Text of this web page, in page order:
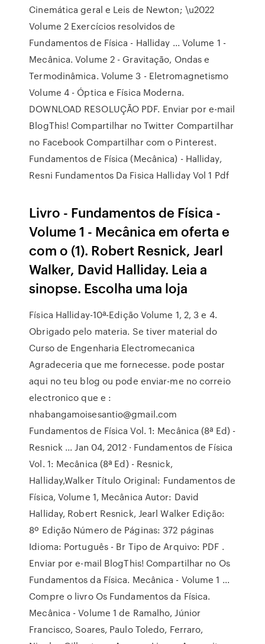
Cinemática geral e Leis de Newton; \u2022
Volume 2 Exercícios resolvidos de
Fundamentos de Física - Halliday ... Volume 1 -
Mecânica. Volume 2 - Gravitação, Ondas e
Termodinâmica. Volume 3 - Eletromagnetismo
Volume 4 - Óptica e Física Moderna.
DOWNLOAD RESOLUÇÃO PDF. Enviar por e-mail
BlogThis! Compartilhar no Twitter Compartilhar
no Facebook Compartilhar com o Pinterest.
Fundamentos de Física (Mecânica) - Halliday,
Resni Fundamentos Da Fisica Halliday Vol 1 Pdf
Livro - Fundamentos de Física -
Volume 1 - Mecânica em oferta e
com o (1). Robert Resnick, Jearl
Walker, David Halliday. Leia a
sinopse. Escolha uma loja
Física Halliday-10ª-Edição Volume 1, 2, 3 e 4.
Obrigado pelo materia. Se tiver material do
Curso de Engenharia Electromecanica
Agradeceria que me fornecesse. pode postar
aqui no teu blog ou pode enviar-me no correio
electronico que e :
nhabangamoisesantio@gmail.com
Fundamentos de Física Vol. 1: Mecânica (8ª Ed) -
Resnick ... Jan 04, 2012 · Fundamentos de Física
Vol. 1: Mecânica (8ª Ed) - Resnick,
Halliday,Walker Título Original: Fundamentos de
Física, Volume 1, Mecânica Autor: David
Halliday, Robert Resnick, Jearl Walker Edição:
8º Edição Número de Páginas: 372 páginas
Idioma: Português - Br Tipo de Arquivo: PDF .
Enviar por e-mail BlogThis! Compartilhar no Os
Fundamentos da Física. Mecânica - Volume 1 ...
Compre o livro Os Fundamentos da Física.
Mecânica - Volume 1 de Ramalho, Júnior
Francisco, Soares, Paulo Toledo, Ferraro,